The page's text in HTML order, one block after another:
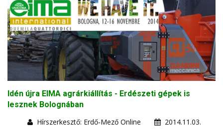
Idén újra EIMA agrárkiállítás - Erdészeti gépek is
lesznek Bolognában
Hírszerkesztő: Erdő-Mező Online
2014.11.03.